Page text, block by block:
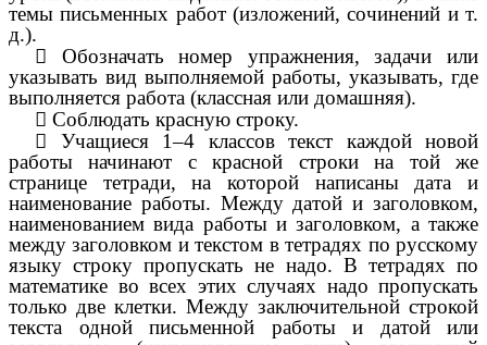
темы письменных работ (изложений, сочинений и т.
д.).
 Обозначать номер упражнения, задачи или
указывать вид выполняемой работы, указывать, где
выполняется работа (классная или домашняя).
 Соблюдать красную строку.
 Учащиеся 1–4 классов текст каждой новой
работы начинают с красной строки на той же
странице тетради, на которой написаны дата и
наименование работы. Между датой и заголовком,
наименованием вида работы и заголовком, а также
между заголовком и текстом в тетрадях по русскому
языку строку пропускать не надо. В тетрадях по
математике во всех этих случаях надо пропускать
только две клетки. Между заключительной строкой
текста одной письменной работы и датой или